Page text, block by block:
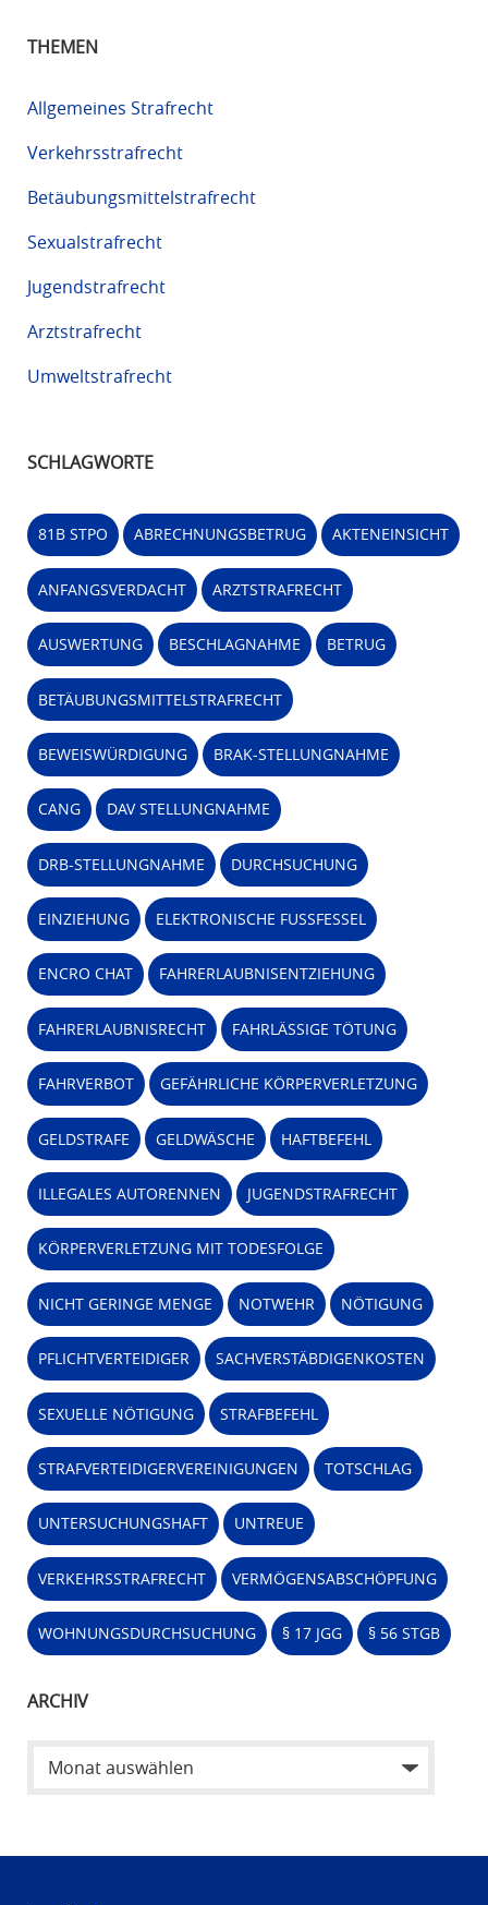
THEMEN
Allgemeines Strafrecht
Verkehrsstrafrecht
Betäubungsmittelstrafrecht
Sexualstrafrecht
Jugendstrafrecht
Arztstrafrecht
Umweltstrafrecht
SCHLAGWORTE
81B STPO ABRECHNUNGSBETRUG AKTENEINSICHT
ANFANGSVERDACHT ARZTSTRAFRECHT
AUSWERTUNG BESCHLAGNAHME BETRUG
BETÄUBUNGSMITTELSTRAFRECHT
BEWEISWÜRDIGUNG BRAK-STELLUNGNAHME
CANG DAV STELLUNGNAHME
DRB-STELLUNGNAHME DURCHSUCHUNG
EINZIEHUNG ELEKTRONISCHE FUSSFESSEL
ENCRO CHAT FAHRERLAUBNISENTZIEHUNG
FAHRERLAUBNISRECHT FAHRLÄSSIGE TÖTUNG
FAHRVERBOT GEFÄHRLICHE KÖRPERVERLETZUNG
GELDSTRAFE GELDWÄSCHE HAFTBEFEHL
ILLEGALES AUTORENNEN JUGENDSTRAFRECHT
KÖRPERVERLETZUNG MIT TODESFOLGE
NICHT GERINGE MENGE NOTWEHR NÖTIGUNG
PFLICHTVERTEIDIGER SACHVERSTÄBDIGENKOSTEN
SEXUELLE NÖTIGUNG STRAFBEFEHL
STRAFVERTEIDIGERVEREINIGUNGEN TOTSCHLAG
UNTERSUCHUNGSHAFT UNTREUE
VERKEHRSSTRAFRECHT VERMÖGENSABSCHÖPFUNG
WOHNUNGSDURCHSUCHUNG § 17 JGG § 56 STGB
ARCHIV